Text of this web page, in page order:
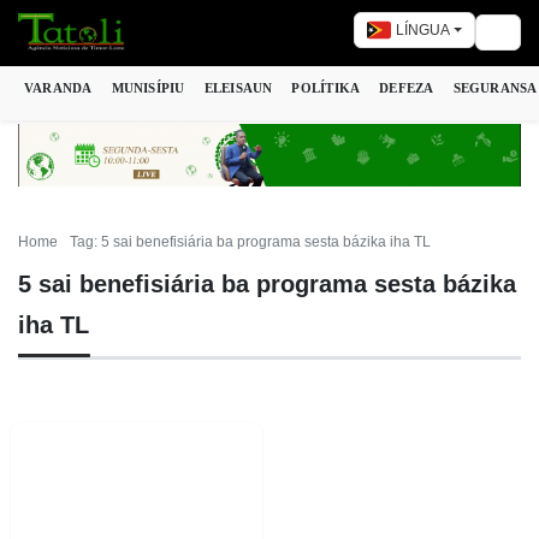
LÍNGUA
VARANDA MUNISÍPIU ELEISAUN POLÍTIKA DEFEZA SEGURANSA
Home Tag: 5 sai benefisiária ba programa sesta bázika iha TL
5 sai benefisiária ba programa sesta bázika
iha TL